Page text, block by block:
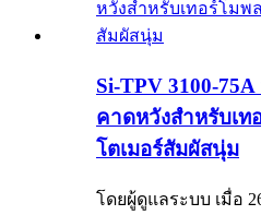
Si-TPV 3100-
คาดหวังสำหรับเท
โตเมอร์สัมผัสนุ่ม
โดยผู้ดูแลระบบ เมื่อ